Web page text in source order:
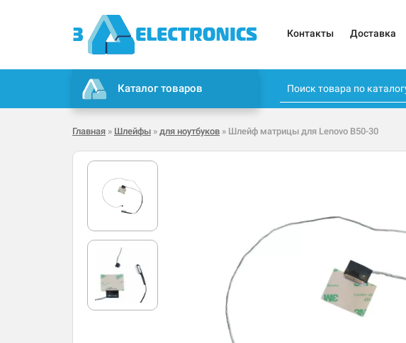
Контакты Доставка
Каталог товаров
Главная » Шлейфы » для ноутбуков » Шлейф матрицы для Lenovo B50-30